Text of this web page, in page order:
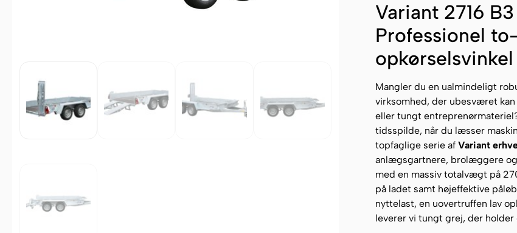
Variant 2716
Professionel
Mangler du en ualmindeligt
virksomhed, der ubesværet
eller tungt
tidsspilde, når du læsser
topfaglige serie af Variant
anlægsgartnere, brolæggere og
med en massiv totalvægt på
på ladet samt højeffektive
nyttelast, en uovertruffen lav
leverer vi tungt grej, der